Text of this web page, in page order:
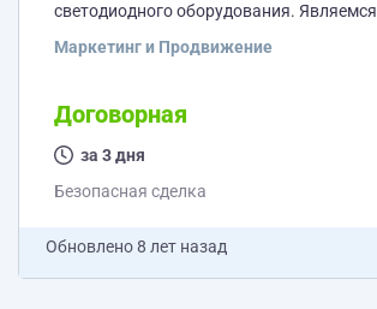
светодиодного оборудования. Являемся
светодиодного оборудования. Необходимо
Маркетинг и Продвижение
Договорная
за 3 дня
Безопасная сделка
Обновлено8 лет назад